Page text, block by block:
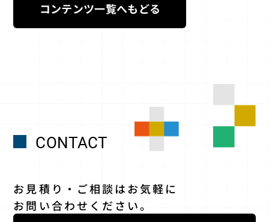
コンテンツ一覧へもどる
CONTACT
お見積り・ご相談はお気軽に
お問い合わせください。